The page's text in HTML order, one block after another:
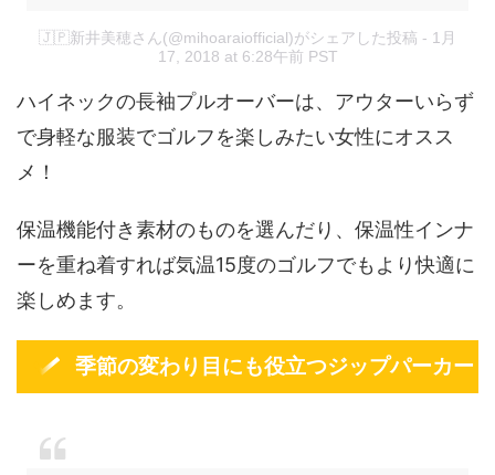
🇯🇵新井美穂さん(@mihoaraiofficial)がシェアした投稿 - 1月
17, 2018 at 6:28午前 PST
ハイネックの長袖プルオーバーは、アウターいらず
で身軽な服装でゴルフを楽しみたい女性にオスス
メ！
保温機能付き素材のものを選んだり、保温性インナ
ーを重ね着すれば気温15度のゴルフでもより快適に
楽しめます。
季節の変わり目にも役立つジップパーカー